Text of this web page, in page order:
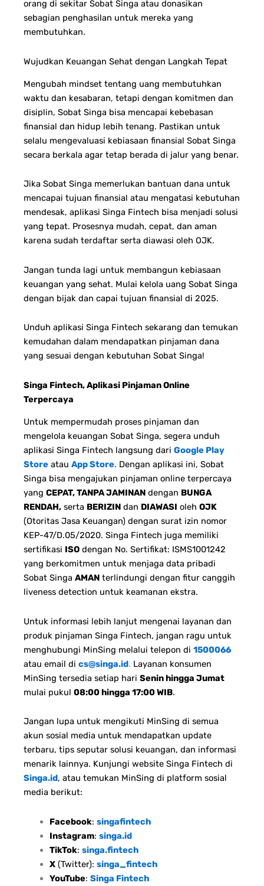
orang di sekitar Sobat Singa atau donasikan
sebagian penghasilan untuk mereka yang
membutuhkan.
Wujudkan Keuangan Sehat dengan Langkah Tepat
Mengubah mindset tentang uang membutuhkan
waktu dan kesabaran, tetapi dengan komitmen dan
disiplin, Sobat Singa bisa mencapai kebebasan
finansial dan hidup lebih tenang. Pastikan untuk
selalu mengevaluasi kebiasaan finansial Sobat Singa
secara berkala agar tetap berada di jalur yang benar.
Jika Sobat Singa memerlukan bantuan dana untuk
mencapai tujuan finansial atau mengatasi kebutuhan
mendesak, aplikasi Singa Fintech bisa menjadi solusi
yang tepat. Prosesnya mudah, cepat, dan aman
karena sudah terdaftar serta diawasi oleh OJK.
Jangan tunda lagi untuk membangun kebiasaan
keuangan yang sehat. Mulai kelola uang Sobat Singa
dengan bijak dan capai tujuan finansial di 2025.
Unduh aplikasi Singa Fintech sekarang dan temukan
kemudahan dalam mendapatkan pinjaman dana
yang sesuai dengan kebutuhan Sobat Singa!
Singa Fintech, Aplikasi Pinjaman Online
Terpercaya
Untuk mempermudah proses pinjaman dan
mengelola keuangan Sobat Singa, segera unduh
aplikasi Singa Fintech langsung dari Google Play
Store atau App Store. Dengan aplikasi ini, Sobat
Singa bisa mengajukan pinjaman online terpercaya
yang CEPAT, TANPA JAMINAN dengan BUNGA
RENDAH, serta BERIZIN dan DIAWASI oleh OJK
(Otoritas Jasa Keuangan) dengan surat izin nomor
KEP-47/D.05/2020. Singa Fintech juga memiliki
sertifikasi ISO dengan No. Sertifikat: ISMS1001242
yang berkomitmen untuk menjaga data pribadi
Sobat Singa AMAN terlindungi dengan fitur canggih
liveness detection untuk keamanan ekstra.
Untuk informasi lebih lanjut mengenai layanan dan
produk pinjaman Singa Fintech, jangan ragu untuk
menghubungi MinSing melalui telepon di 1500066
atau email di cs@singa.id. Layanan konsumen
MinSing tersedia setiap hari Senin hingga Jumat
mulai pukul 08:00 hingga 17:00 WIB.
Jangan lupa untuk mengikuti MinSing di semua
akun sosial media untuk mendapatkan update
terbaru, tips seputar solusi keuangan, dan informasi
menarik lainnya. Kunjungi website Singa Fintech di
Singa.id, atau temukan MinSing di platform sosial
media berikut:
Facebook: singafintech
Instagram: singa.id
TikTok: singa.fintech
X(Twitter): singa_fintech
YouTube: Singa Fintech